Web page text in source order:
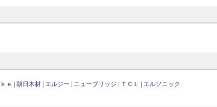
ｅ |朝日木材 エルジー ニューブリッジ ＴＣＬ エルソニック